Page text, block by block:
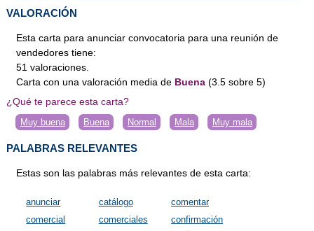
VALORACIÓN
Esta carta para anunciar convocatoria para una reunión de
vendedores tiene:
51 valoraciones
Carta con una valoración media de Buena (3.5 sobre5)
¿Qué te parece esta carta?
Muy buena Buena Normal Mala Muy mala
PALABRAS RELEVANTES
Estas son las palabras más relevantes de esta carta:
anunciar catálogo
comentar
comercial
comerciales
confirmación